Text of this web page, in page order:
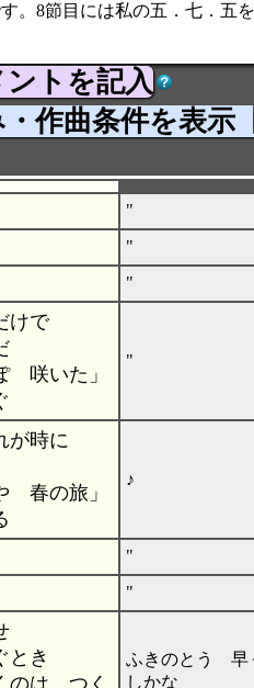
。8節目には私の五．七．五
ントを記入
作曲条件を表示
"
"
"
けで
咲いた」
"
が時に
春の旅」
♪
"
"
とき
のは つく
ふきのとう 早
しかな